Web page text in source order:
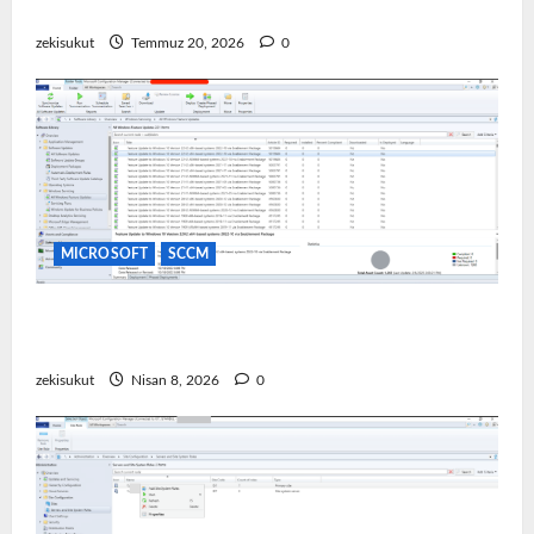
zekisukut Temmuz 20, 2026 0
MICROSOFT SCCM
zekisukut Nisan 8, 2026 0